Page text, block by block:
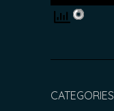
CATEGORIES